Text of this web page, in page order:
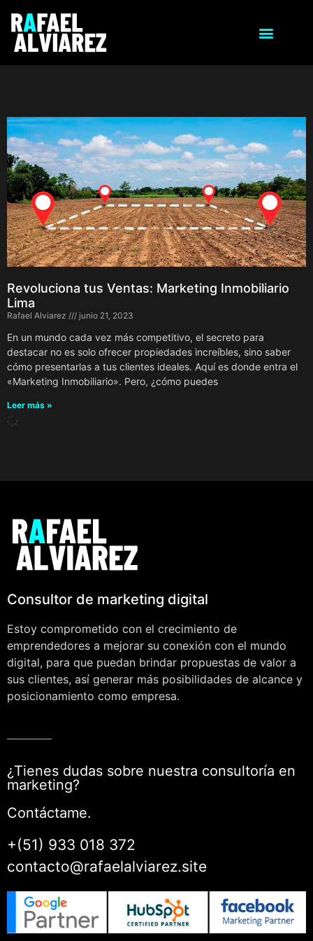
Revoluciona tus Ventas: Marketing Inmobiliario
Lima
Rafael Alviarez junio 21, 2023
En un mundo cada vez más competitivo, el secreto para
destacar no es solo ofrecer propiedades increíbles, sino saber
cómo presentarlas a tus clientes ideales. Aquí es donde entra el
«Marketing Inmobiliario». Pero, ¿cómo puedes
Leer más »
Consultor de marketing digital
Estoy comprometido con el crecimiento de
emprendedores a mejorar su conexión con el mundo
digital, para que puedan brindar propuestas de valor a
sus clientes, así generar más posibilidades de alcance y
posicionamiento como empresa.
¿Tienes dudas sobre nuestra consultoría en
marketing?
Contáctame.
+(51) 933 018 372
contacto@rafaelalviarez.site